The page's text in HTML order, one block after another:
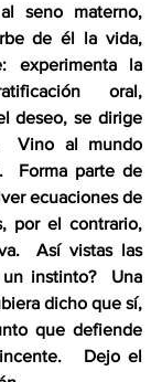
seno materno,
de él la vida,
experimenta la
oral,
deseo, se dirige
Vino al mundo
Forma parte de
ecuaciones de
por el contrario,
Así vistas las
instinto?  Una
que defiende
Dejo el